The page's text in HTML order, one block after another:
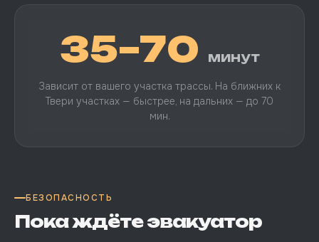
35–70 минут
Зависит от вашего участка трассы. На ближних к
Твери участках — быстрее, на дальних — до 70
мин.
БЕЗОПАСНОСТЬ
Пока ждёте эвакуатор